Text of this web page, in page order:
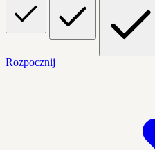
Rozpocznij